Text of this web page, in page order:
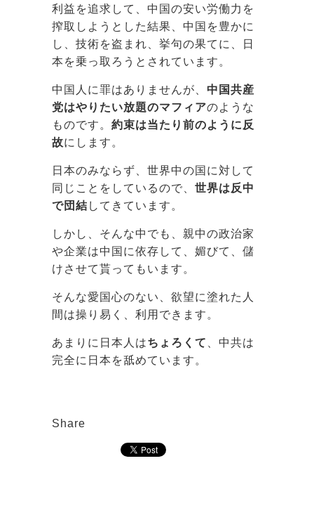
利益を追求して、中国の安い労働力を
搾取しようとした結果、中国を豊かに
し、技術を盗まれ、挙句の果てに、日
本を乗っ取ろうとされています。
中国人に罪はありませんが、 中国共産
党はやりたい放題のマフィアのような
ものです。 約束は当たり前のように反
故にします。
日本のみならず、世界中の国に対して
同じことをしているので、 世界は反中
で団結 してきています。
しかし、そんな中でも、親中の政治家
や企業は中国に依存して、媚びて、儲
けさせて貰ってもいます。
そんな愛国心のない、欲望に塗れた人
間は操り易く、利用できます。
あまりに日本人はちょろくて
、中共は
完全に日本を舐めています。
Share